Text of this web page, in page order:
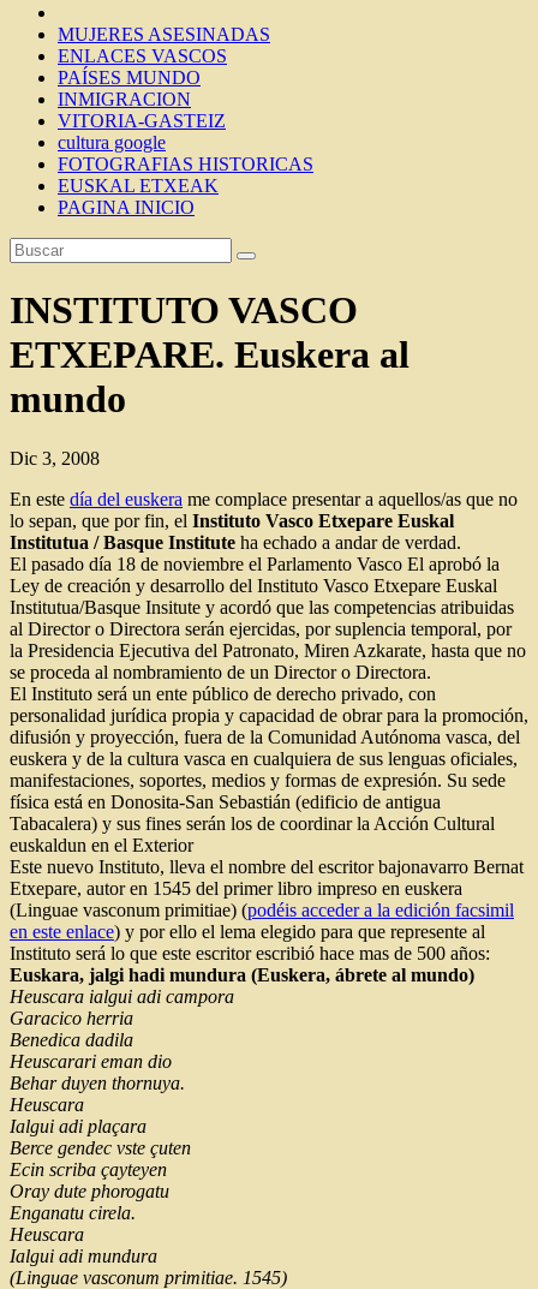
MUJERES ASESINADAS
ENLACES VASCOS
PAÍSES MUNDO
INMIGRACION
VITORIA-GASTEIZ
cultura google
FOTOGRAFIAS HISTORICAS
EUSKAL ETXEAK
PAGINA INICIO
INSTITUTO VASCO
ETXEPARE. Euskera al
mundo
Dic 3, 2008
En este día del euskera me complace presentar a aquellos/as que no
lo sepan, que por fin, el Instituto Vasco Etxepare Euskal
Institutua / Basque Institute ha echado a andar de verdad.
El pasado día 18 de noviembre el Parlamento Vasco El aprobó la
Ley de creación y desarrollo del Instituto Vasco Etxepare Euskal
Institutua/Basque Insitute y acordó que las competencias atribuidas
al Director o Directora serán ejercidas, por suplencia temporal, por
la Presidencia Ejecutiva del Patronato, Miren Azkarate, hasta que no
se proceda al nombramiento de un Director o Directora.
El Instituto será un ente público de derecho privado, con
personalidad jurídica propia y capacidad de obrar para la promoción,
difusión y proyección, fuera de la Comunidad Autónoma vasca, del
euskera y de la cultura vasca en cualquiera de sus lenguas oficiales,
manifestaciones, soportes, medios y formas de expresión. Su sede
física está en Donosita-San Sebastián (edificio de antigua
Tabacalera) y sus fines serán los de coordinar la Acción Cultural
euskaldun en el Exterior
Este nuevo Instituto, lleva el nombre del escritor bajonavarro Bernat
Etxepare, autor en 1545 del primer libro impreso en euskera
(Linguae vasconum primitiae) (podéis acceder a la edición facsimil
en este enlace) y por ello el lema elegido para que represente al
Instituto será lo que este escritor escribió hace mas de 500 años:
Euskara, jalgi hadi mundura (Euskera, ábrete al mundo)
Heuscara ialgui adi campora
Garacico herria
Benedica dadila
Heuscarari eman dio
Behar duyen thornuya.
Heuscara
Ialgui adi plaçara
Berce gendec vste çuten
Ecin scriba çayteyen
Oray dute phorogatu
Enganatu cirela.
Heuscara
Ialgui adi mundura
(Linguae vasconum primitiae. 1545)